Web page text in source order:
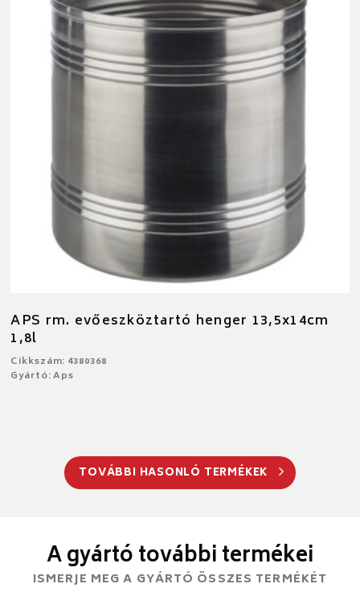
APS rm. evőeszköztartó henger 13,5x14cm
1,8l
Cikkszám: 4380368
Gyártó: Aps
TOVÁBBI HASONLÓ TERMÉKEK
A gyártó további termékei
ISMERJE MEG A GYÁRTÓ ÖSSZES TERMÉKÉT